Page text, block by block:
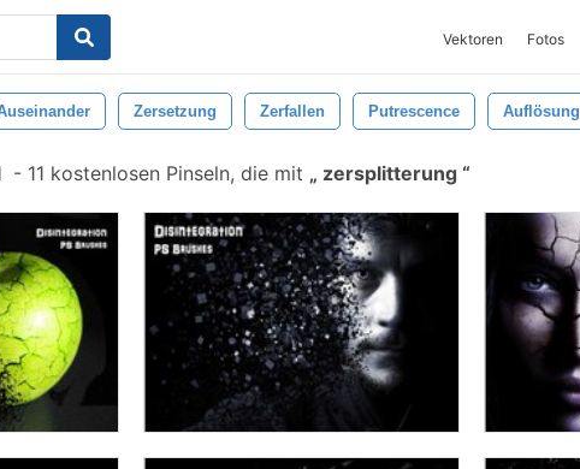
Vektoren Fotos
Zersetzung Zerfallen Putrescence Auflösung
- 11 kostenlosen Pinseln, die mit zersplitterung